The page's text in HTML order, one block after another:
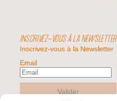
INSCRIVEZ-VOUS À LA NEWSLETTER
Inscrivez-vous à la Newsletter
Email
Valider